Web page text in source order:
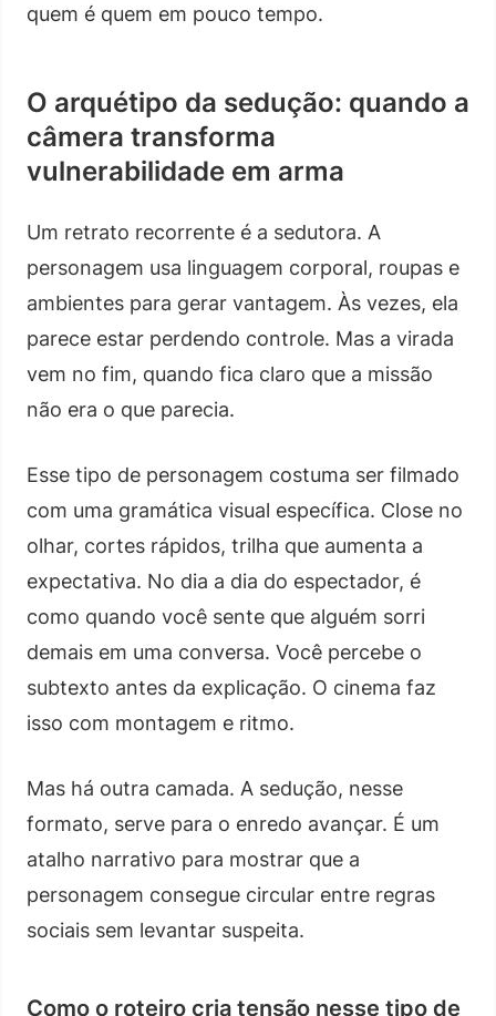
quem é quem em pouco tempo.
O arquétipo da sedução: quando a
câmera transforma
vulnerabilidade em arma
Um retrato recorrente é a sedutora. A
personagem usa linguagem corporal, roupas e
ambientes para gerar vantagem. Às vezes, ela
parece estar perdendo controle. Mas a virada
vem no fim, quando fica claro que a missão
não era o que parecia.
Esse tipo de personagem costuma ser filmado
com uma gramática visual específica. Close no
olhar, cortes rápidos, trilha que aumenta a
expectativa. No dia a dia do espectador, é
como quando você sente que alguém sorri
demais em uma conversa. Você percebe o
subtexto antes da explicação. O cinema faz
isso com montagem e ritmo.
Mas há outra camada. A sedução, nesse
formato, serve para o enredo avançar. É um
atalho narrativo para mostrar que a
personagem consegue circular entre regras
sociais sem levantar suspeita.
Como o roteiro cria tensão nesse tipo de